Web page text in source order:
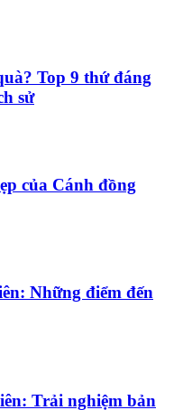
Top 9 thứ đáng
sử
của Cánh đồng
Những điểm đến
Trải nghiệm bản